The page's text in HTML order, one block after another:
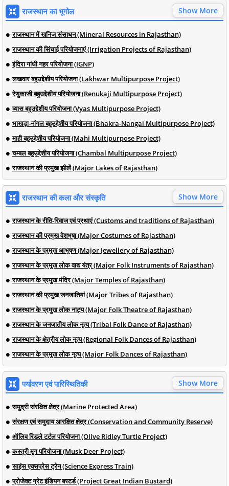
राजस्थान का भूगोल Show More
राजस्थान में खनिज संसाधन (Mineral Resources in Rajasthan)
राजस्थान की सिंचाई परियोजनाएं (Irrigation Projects of Rajasthan)
इंदिरा गांधी नहर परियोजना (IGNP)
लखवार बहुउद्देशीय परियोजना (Lakhwar Multipurpose Project)
रेणुकाजी बहुउद्देशीय परियोजना (Renukaji Multipurpose Project)
व्यास बहुउद्देशीय परियोजना (Vyas Multipurpose Project)
भाखड़ा-नांगल बहुउद्देशीय परियोजना (Bhakra-Nangal Multipurpose Project)
माही बहुउद्देशीय परियोजना (Mahi Multipurpose Project)
चम्बल बहुउद्देशीय परियोजना (Chambal Multipurpose Project)
राजस्थान की प्रमुख झीलें (Major Lakes of Rajasthan)
राजस्थान की कला और संस्कृति Show More
राजस्थान के रीति-रिवाज एवं प्रथाएं (Customs and traditions of Rajasthan)
राजस्थान की प्रमुख वेशभूषा (Major Costumes of Rajasthan)
राजस्थान के प्रमुख आभूषण (Major Jewellery of Rajasthan)
राजस्थान के प्रमुख लोक वाद्य यंत्र (Major Folk Instruments of Rajasthan)
राजस्थान के प्रमुख मंदिर (Major Temples of Rajasthan)
राजस्थान की प्रमुख जनजातियां (Major Tribes of Rajasthan)
राजस्थान के प्रमुख लोक नाट्य (Major Folk Theatre of Rajasthan)
राजस्थान के जनजातीय लोक नृत्य (Tribal Folk Dance of Rajasthan)
राजस्थान के क्षेत्रीय लोक नृत्य (Regional Folk Dances of Rajasthan)
राजस्थान के प्रमुख लोक नृत्य (Major Folk Dances of Rajasthan)
पर्यावरण एवं पारिस्थितिकी Show More
समुद्री संरक्षित क्षेत्र (Marine Protected Area)
संरक्षण एवं समुदाय आरक्षित क्षेत्र (Conservation and Community Reserve)
ऑलिव रिडले टर्टल परियोजना (Olive Ridley Turtle Project)
कस्तूरी मृग परियोजना (Musk Deer Project)
साइंस एक्सप्रेस ट्रेन (Science Express Train)
प्रोजेक्ट ग्रेट इंडियन बस्टर्ड (Project Great Indian Bustard)